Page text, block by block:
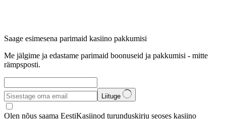
Saage esimesena parimaid kasiino pakkumisi
Me jälgime ja edastame parimaid boonuseid ja pakkumisi - mitte
rämpsposti.
Liituge
Olen nõus saama EestiKasiinod turunduskirju seoses kasiino